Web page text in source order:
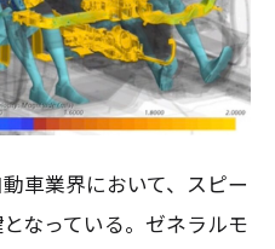
車業界において、スピー
なっている。ゼネラルモ